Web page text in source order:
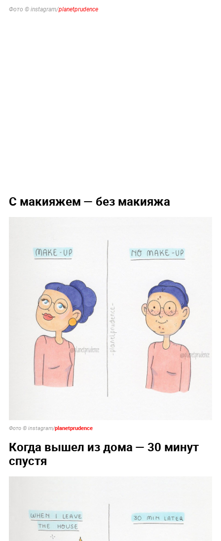
Фото © instagram/planetprudence
С макияжем — без макияжа
Фото © instagram/planetprudence
Когда вышел из дома — 30 минут
спустя